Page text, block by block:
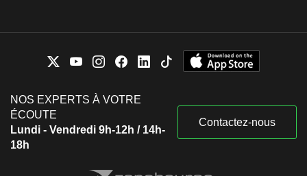
NOS EXPERTS À VOTRE
ÉCOUTE
Lundi - Vendredi 9h-12h / 14h-
18h
Contactez-nous